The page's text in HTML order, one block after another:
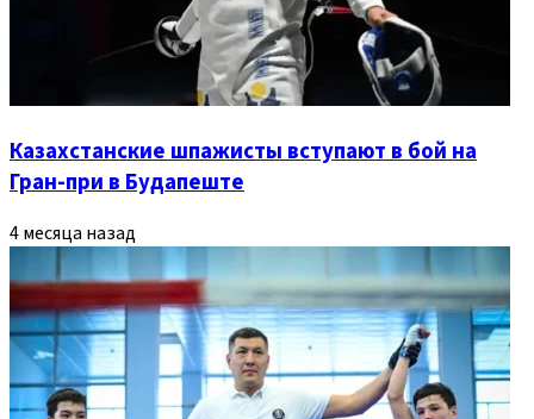
Казахстанские шпажисты вступают в бой на
Гран-при в Будапеште
4 месяца назад